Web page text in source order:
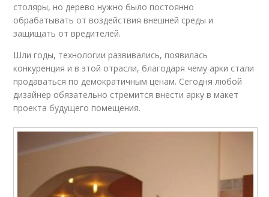
столяры, но дерево нужно было постоянно
обрабатывать от воздействия внешней среды и
защищать от вредителей.
Шли годы, технологии развивались, появилась
конкуренция и в этой отрасли, благодаря чему арки стали
продаваться по демократичным ценам. Сегодня любой
дизайнер обязательно стремится внести арку в макет
проекта будущего помещения.